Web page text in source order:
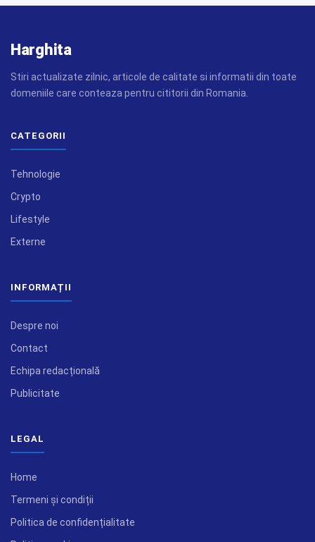
Harghita
Stiri actualizate zilnic, articole de calitate si informatii din toate
domeniile care conteaza pentru cititorii din Romania.
CATEGORII
Tehnologie
Crypto
Lifestyle
Externe
INFORMAȚII
Despre noi
Contact
Echipa redacțională
Publicitate
LEGAL
Home
Termeni și condiții
Politica de confidențialitate